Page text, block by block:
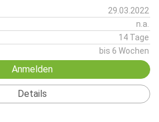
29.03.2022
n.a.
14 Tage
bis 6 Wochen
Anmelden
Details